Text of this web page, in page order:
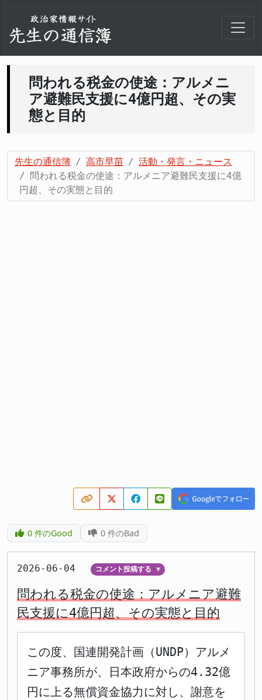
問われる税金の使途：アルメニ
ア避難民支援に4億円超、その実
態と目的
先生の通信簿 高市早苗
活動・発言・ニュース
問われる税金の使途：アルメニア避難民支援に4億
円超、その実態と目的
0件のGood 0 件のBad
2026-06-04 コメント投稿する ▼
問われる税金の使途：アルメニア避難
民支援に4億円超、その実態と目的
この度、国連開発計画（UNDP）アルメ
ニア事務所が、日本政府からの4.32億
円に上る無償資金協力に対し、謝意を